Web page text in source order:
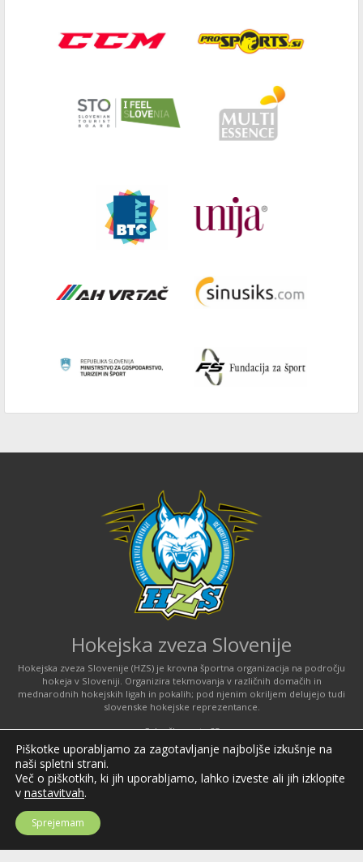
Hokejska zveza Slovenije
Hokejska zveza Slovenije (HZS) je krovna športna organizacija na področju
hokeja v Sloveniji. Organizira tekmovanja v različnih domačih in
mednarodnih hokejskih ligah in pokalih; pod njenim okriljem delujejo tudi
slovenske hokejske reprezentance.
Celovška cesta 25
SI-1000 Ljubljana
E-mail:hzs@hokejska-zveza.si
Informacije o uporabi spletnih piškotkov
Piškotke uporabljamo za zagotavljanje najboljše izkušnje na
naši spletni strani.
Več o piškotkih, ki jih uporabljamo, lahko izveste ali jih izklopite
v nastavitvah.
Sprejemam